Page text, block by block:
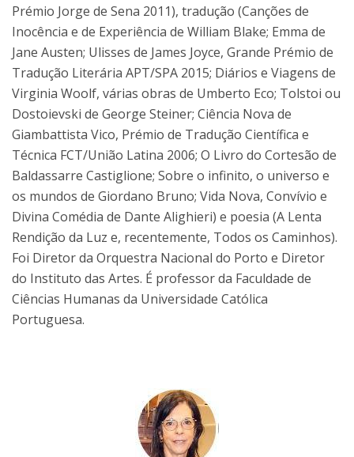
Prémio Jorge de Sena 2011), tradução (Canções de
Inocência e de Experiência de William Blake; Emma de
Jane Austen; Ulisses de James Joyce, Grande Prémio de
Tradução Literária APT/SPA 2015; Diários e Viagens de
Virginia Woolf, várias obras de Umberto Eco; Tolstoi ou
Dostoievski de George Steiner; Ciência Nova de
Giambattista Vico, Prémio de Tradução Científica e
Técnica FCT/União Latina 2006; O Livro do Cortesão de
Baldassarre Castiglione; Sobre o infinito, o universo e
os mundos de Giordano Bruno; Vida Nova, Convívio e
Divina Comédia de Dante Alighieri) e poesia (A Lenta
Rendição da Luz e, recentemente, Todos os Caminhos).
Foi Diretor da Orquestra Nacional do Porto e Diretor
do Instituto das Artes. É professor da Faculdade de
Ciências Humanas da Universidade Católica
Portuguesa.